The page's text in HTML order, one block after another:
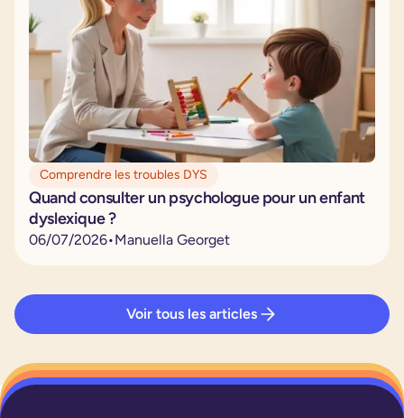
Comprendre les troubles DYS
Quand consulter un psychologue pour un enfant
dyslexique ?
06/07/2026•Manuella Georget
Voir tous les articles